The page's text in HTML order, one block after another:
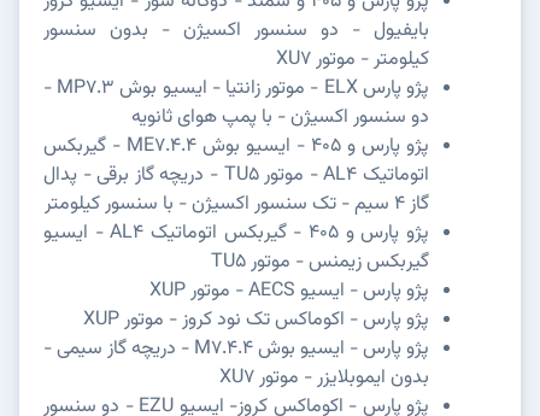
بایفیول - دو سنسور اکسیژن - بدون سنسور
کیلومتر - موتور XU7
پژو پارس ELX - موتور زانتیا - ایسیو بوش MP7.3 -
دو سنسور اکسیژن - با پمپ هوای ثانویه
پژو پارس و 405 - ایسیو بوش ME7.4.4 - گیربکس
اتوماتیک AL4 - موتور TU5 - دریچه گاز برقی - پدال
گاز 4 سیم - تک سنسور اکسیژن - با سنسور کیلومتر
پژو پارس و 405 - گیربکس اتوماتیک AL4 - ایسیو
گیربکس زیمنس - موتور TU5
پژو پارس - ایسیو AECS - موتور XUP
پژو پارس - اکوماکس تک نود کروز - موتور XUP
پژو پارس - ایسیو بوش M7.4.4 - دریچه گاز سیمی -
بدون ایموبلایزر - موتور XU7
پژو پارس - اکوماکس کروز- ایسیو EZU - دو سنسور